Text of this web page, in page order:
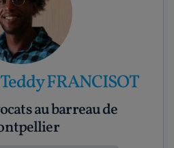
FRANCISOT
au barreau de